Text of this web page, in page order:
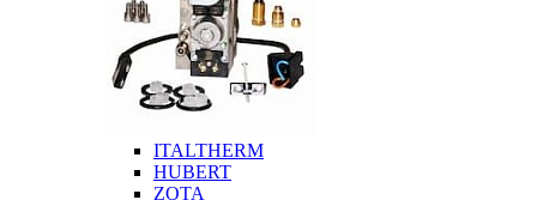
ITALTHERM
HUBERT
ZOTA